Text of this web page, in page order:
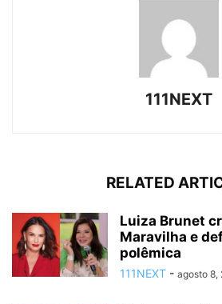
111NEXT
RELATED
Luiza Brunet
Maravilha e
polêmica
111NEXT - agosto 8,